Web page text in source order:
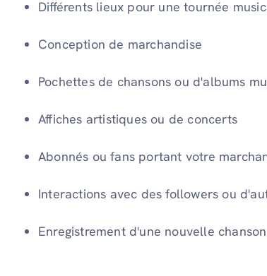
Différents lieux pour une tournée
Conception de marchandise
Pochettes de chansons ou d'albums
Affiches artistiques ou de concerts
Abonnés ou fans portant votre
Interactions avec des followers ou
Enregistrement d'une nouvelle